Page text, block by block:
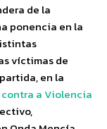
de la
ponencia en la
víctimas de
en la
a Violencia